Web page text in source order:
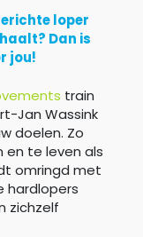
loper
Dan is
jou!
train
Jan Wassink
doelen. Zo
en te leven als
omringd met
hardlopers
zichzelf